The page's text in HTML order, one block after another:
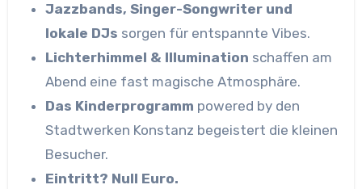
Jazzbands, Singer-Songwriter und
lokale DJs sorgen für entspannte Vibes.
Lichterhimmel & Illumination schaffen am
Abend eine fast magische Atmosphäre.
Das Kinderprogramm powered by den
Stadtwerken Konstanz begeistert die kleinen
Besucher.
Eintritt? Null Euro.